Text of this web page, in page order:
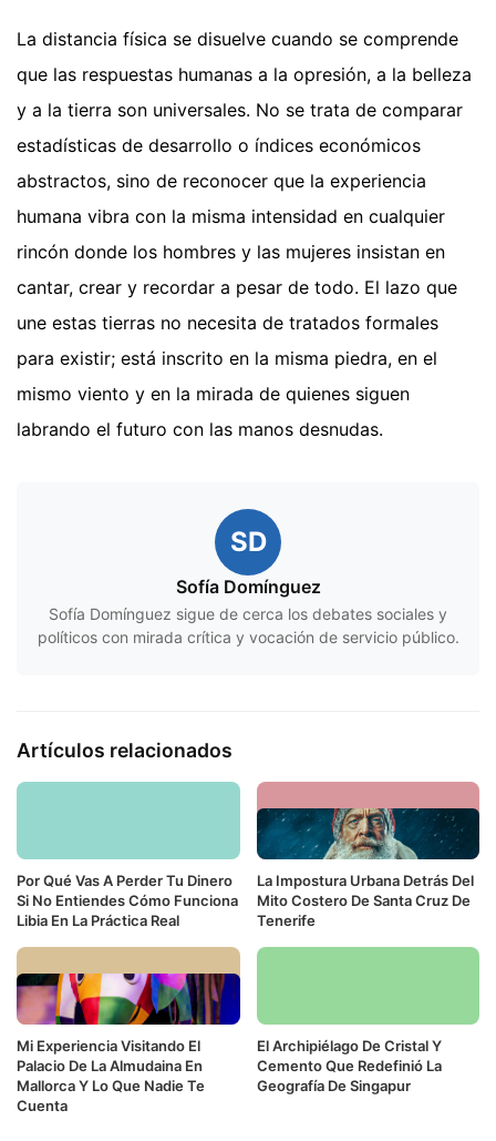
La distancia física se disuelve cuando se comprende
que las respuestas humanas a la opresión, a la belleza
y a la tierra son universales. No se trata de comparar
estadísticas de desarrollo o índices económicos
abstractos, sino de reconocer que la experiencia
humana vibra con la misma intensidad en cualquier
rincón donde los hombres y las mujeres insistan en
cantar, crear y recordar a pesar de todo. El lazo que
une estas tierras no necesita de tratados formales
para existir; está inscrito en la misma piedra, en el
mismo viento y en la mirada de quienes siguen
labrando el futuro con las manos desnudas.
SD
Sofía Domínguez
Sofía Domínguez sigue de cerca los debates sociales y
políticos con mirada crítica y vocación de servicio público.
Artículos relacionados
Por Qué Vas A Perder Tu Dinero
Si No Entiendes Cómo Funciona
Libia En La Práctica Real
La Impostura Urbana Detrás Del
Mito Costero De Santa Cruz De
Tenerife
Mi Experiencia Visitando El
Palacio De La Almudaina En
Mallorca Y Lo Que Nadie Te
Cuenta
El Archipiélago De Cristal Y
Cemento Que Redefinió La
Geografía De Singapur